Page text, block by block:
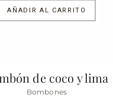
AÑADIR AL CARRITO
de coco y lima
Bombones